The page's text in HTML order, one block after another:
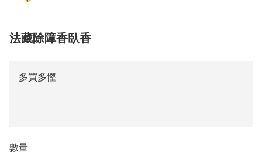
法藏除障香臥香
多買多慳
數量